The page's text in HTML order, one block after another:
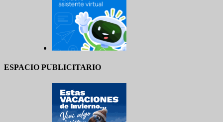
ESPACIO PUBLICITARIO